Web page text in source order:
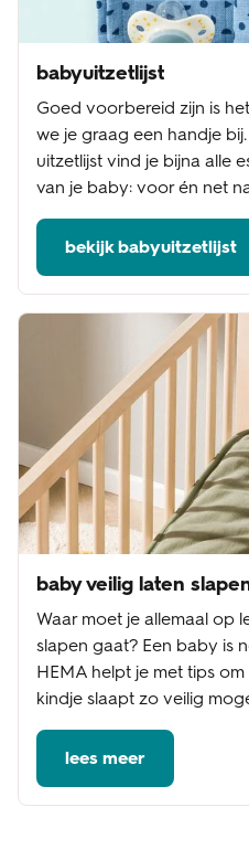
babyuitzetlijst
Goed voorbereid zijn is
we je graag een handje
uitzetlijst vind je bijna alle
van je baby: voor én net
bekijk babyuitzetlijst
baby veilig laten
Waar moet je allemaal op
slapen gaat? Een baby is
HEMA helpt je met tips
kindje slaapt zo veilig
lees meer